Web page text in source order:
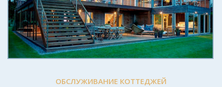
ОБСЛУЖИВАНИЕ КОТТЕДЖЕЙ